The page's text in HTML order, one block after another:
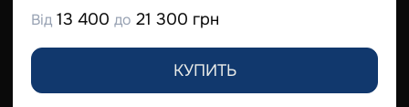
Від 13 400 до 21 300 грн
КУПИТЬ